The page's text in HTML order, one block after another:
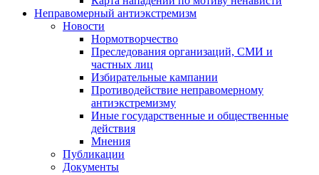
Неправомерный антиэкстремизм
Новости
Нормотворчество
Преследования организаций, СМИ и
частных лиц
Избирательные кампании
Противодействие неправомерному
антиэкстремизму
Иные государственные и общественные
действия
Мнения
Публикации
Документы